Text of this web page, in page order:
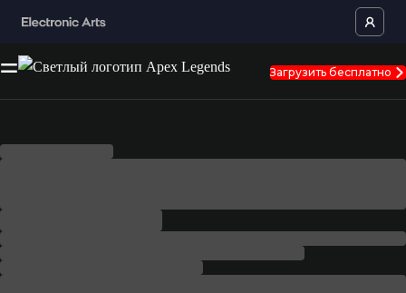
Загрузить бесплатно